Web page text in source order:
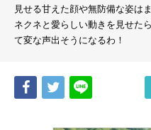
見せる甘えた顔や無防備な姿は
ネクネと愛らしい動きを見せた
て変な声出そうになるわ！
Share Tweet